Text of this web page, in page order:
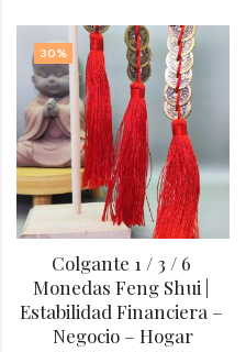
–
30 %
Sodalita Masiva |
– Autoestima
4,89€ 6,99
IVA Inc.